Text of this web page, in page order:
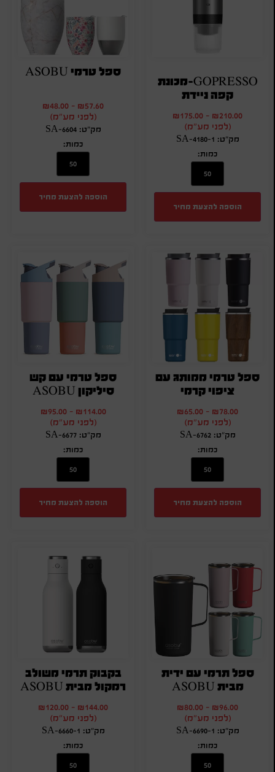
GOPRESSO-מכונת
קפה ניידת
₪210.00
-
₪175.00
(לפני מע"מ)
מק"ט: SA-4180-1
כמות:
הוספה להצעת מחיר
ספל טרמי ASOBU
₪57.60
-
₪48.00
(לפני מע"מ)
מק"ט: SA-6604
כמות:
הוספה להצעת מחיר
ספל טרמי ממותג עם
ציפוי קרמי
₪78.00
-
₪65.00
(לפני מע"מ)
מק"ט: SA-6762
כמות:
הוספה להצעת מחיר
ספל טרמי עם קש
סיליקון ASOBU
₪114.00
-
₪95.00
(לפני מע"מ)
מק"ט: SA-6677
כמות:
הוספה להצעת מחיר
ספל תרמי עם ידית
מבית ASOBU
₪96.00
-
₪80.00
(לפני מע"מ)
מק"ט: SA-6690-1
כמות:
בקבוק תרמי משולב
רמקול מבית ASOBU
₪144.00
-
₪120.00
(לפני מע"מ)
מק"ט: SA-6660-1
כמות: